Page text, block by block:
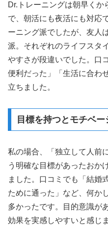
Dr.トレーニングは朝早く
で、朝活にも夜活にも対応
ーニング派でしたが、友人
派。それぞれのライフスタ
やすさが段違いでした。口
便利だった」「生活に合わ
立ちました。
目標を持つとモチベー
私の場合、「独立して人前
う明確な目標があったおか
ました。口コミでも「結婚
ために通った」など、何か
多かったです。目的意識が
効果を実感しやすいと感じ